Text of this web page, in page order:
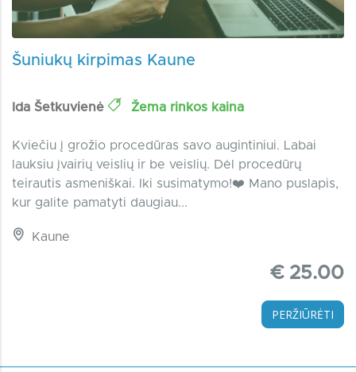
Šuniukų kirpimas Kaune
Ida Šetkuvienė Žema rinkos kaina
Kviečiu į grožio procedūras savo augintiniui. Labai
lauksiu įvairių veislių ir be veislių. Dėl procedūrų
teirautis asmeniškai. Iki susimatymo!❤️ Mano puslapis,
kur galite pamatyti daugiau...
Kaune
€ 25.00
PERŽIŪRĖTI